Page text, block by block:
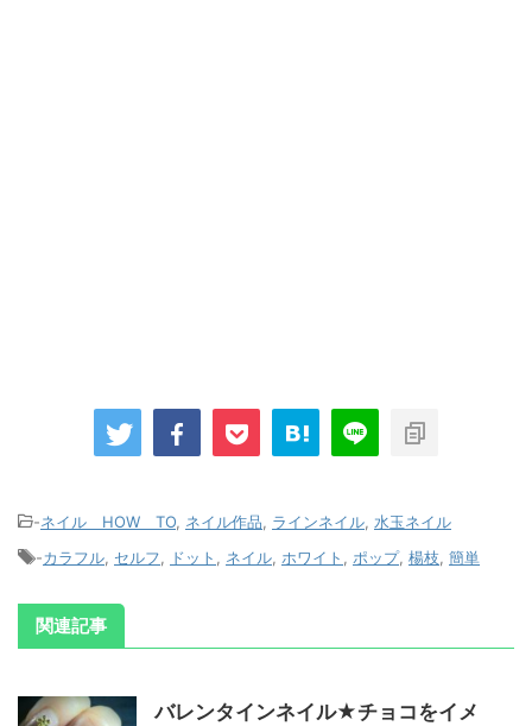
-ネイル HOW TO ネイル作品 ラインネイル 水玉ネイル
-カラフル セルフ ドット ネイル ホワイト ポップ, 楊枝 簡単
関連記事
バレンタインネイル★チョコをイメ